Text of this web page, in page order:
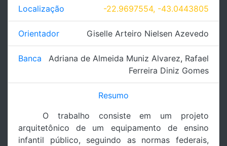
Localização -22.9697554, -43.0443805
Orientador Giselle Arteiro Nielsen Azevedo
Banca Adriana de Almeida Muniz Alvarez, Rafael
Ferreira Diniz Gomes
Resumo
O trabalho consiste em um projeto
arquitetônico de um equipamento de ensino
infantil público, seguindo as normas federais,